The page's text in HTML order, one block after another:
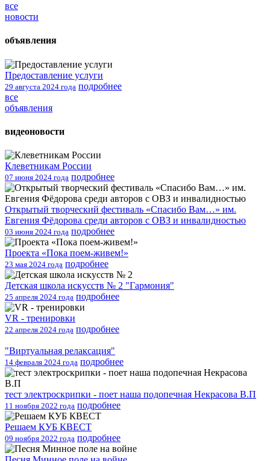
все
новости
объявления
Предоставление услуги
29 августа 2024 года подробнее
все
объявления
видеоновости
Клеветникам России
07 июня 2024 года подробнее
Открытый творческий фестиваль «Спасибо Вам…» им.
Евгения Фёдорова среди авторов с ОВЗ и инвалидностью
03 июня 2024 года подробнее
Проекта «Пока поем-живем!»
23 мая 2024 года подробнее
Детская школа искусств № 2 "Гармония"
25 апреля 2024 года подробнее
VR - тренировки
22 апреля 2024 года подробнее
"Виртуальная релаксация"
14 февраля 2024 года подробнее
тест электроскрипки - поет наша подопечная Некрасова В.П
11 ноября 2022 года подробнее
Решаем КУБ КВЕСТ
09 ноября 2022 года подробнее